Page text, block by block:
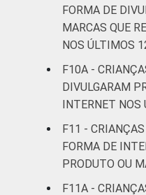
CLASSE
SOCIAL
FORMA DE
MARCAS QUE
NOS ÚLTIMOS
F10A -
DIVULGARAM
INTERNET NOS
F11 -
FORMA DE
PRODUTO OU
F11A -